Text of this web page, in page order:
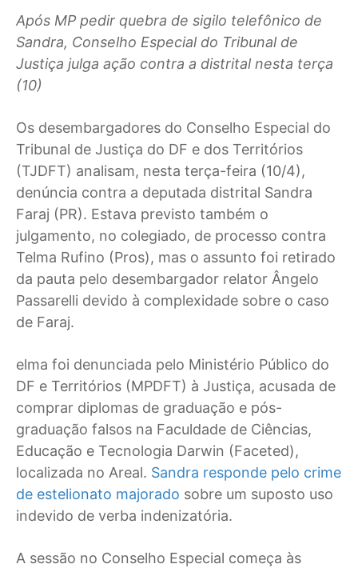
Após MP pedir quebra de sigilo telefônico de
Sandra, Conselho Especial do Tribunal de
Justiça julga ação contra a distrital nesta terça
(10)
Os desembargadores do Conselho Especial do
Tribunal de Justiça do DF e dos Territórios
(TJDFT) analisam, nesta terça-feira (10/4),
denúncia contra a deputada distrital Sandra
Faraj (PR). Estava previsto também o
julgamento, no colegiado, de processo contra
Telma Rufino (Pros), mas o assunto foi retirado
da pauta pelo desembargador relator Ângelo
Passarelli devido à complexidade sobre o caso
de Faraj.
elma foi denunciada pelo Ministério Público do
DF e Territórios (MPDFT) à Justiça, acusada de
comprar diplomas de graduação e pós-
graduação falsos na Faculdade de Ciências,
Educação e Tecnologia Darwin (Faceted),
localizada no Areal. Sandra responde pelo crime
de estelionato majorado sobre um suposto uso
indevido de verba indenizatória.
A sessão no Conselho Especial começa às